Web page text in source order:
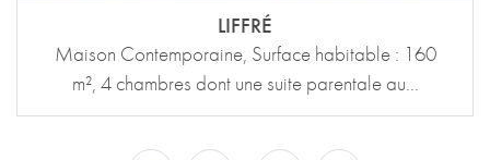
LIFFRÉ
Maison Contemporaine, Surface habitable : 160
m², 4 chambres dont une suite parentale au...